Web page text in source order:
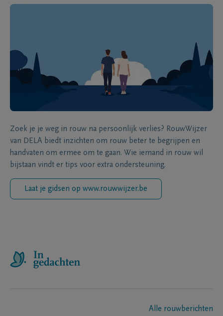
Zoek je je weg in rouw na persoonlijk verlies? RouwWijzer
van DELA biedt inzichten om rouw beter te begrijpen en
handvaten om ermee om te gaan. Wie iemand in rouw wil
bijstaan vindt er tips voor extra ondersteuning.
Laat je gidsen op www.rouwwijzer.be
Alle rouwberichten